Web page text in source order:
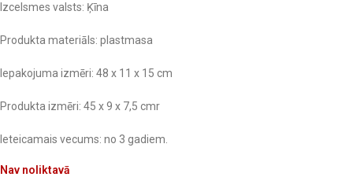
Izcelsmes valsts: Ķīna
Produkta materiāls: plastmasa
Iepakojuma izmēri: 48 x 11 x 15 cm
Produkta izmēri: 45 x 9 x 7,5 cmr
Ieteicamais vecums: no 3 gadiem.
Nav noliktavā